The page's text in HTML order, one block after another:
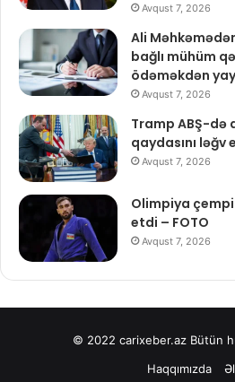
Avqust 7, 2026
Ali
bağlı mühüm
ödəməkdən
Avqust 7, 2026
Tramp ABŞ-də
qaydasını
Avqust 7, 2026
Olimpiya
etdi – FOTO
Avqust 7, 2026
© 2022 carixeber.azBütün
Haqqımızda